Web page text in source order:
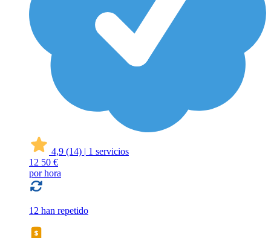
4,9 (14) | 1 servicios
12 50 €
por hora
12 han repetido